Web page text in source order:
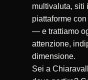
multivaluta, siti
piattaforme
— e trattiamo
attenzione,
dimensione.
Sei a